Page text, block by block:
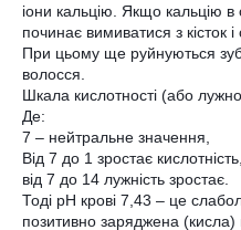
іони кальцію. Якщо кальцію в
починає вимиватися з кісток
При цьому ще руйнуються
волосся.
Шкала кислотності (або
Де:
7 – нейтральне значення,
Від 7 до 1 зростає кислотність,
від 7 до 14 лужність зростає.
Тоді рН крові 7,43 – це
позитивно заряджена